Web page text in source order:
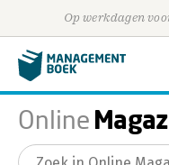
Op werkdagen
Online